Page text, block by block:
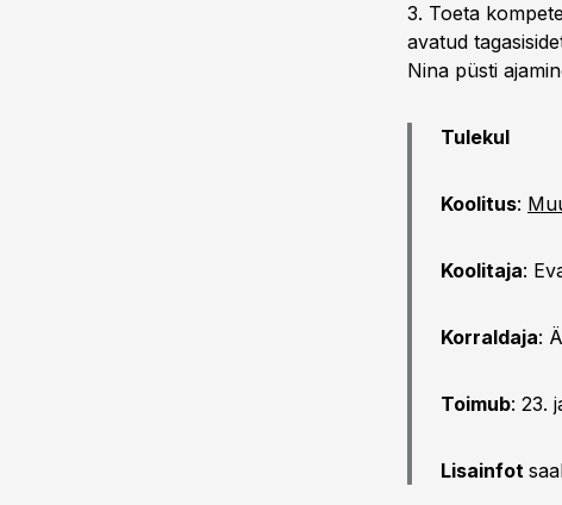
3. Toeta
avatud
Nina püsti
Tulekul
Koolitus:
Koolitaja:
Korraldaja:
Toimub: 23.
Lisainfot